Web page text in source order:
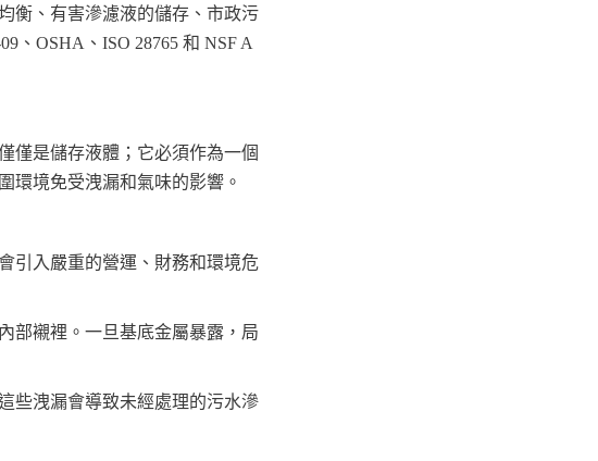
衡、有害滲濾液的儲存、市政污
、OSHA、ISO 28765 和 NSF A
僅是儲存液體；它必須作為一個
環境免受洩漏和氣味的影響。
引入嚴重的營運、財務和環境危
部襯裡。一旦基底金屬暴露，局
些洩漏會導致未經處理的污水滲